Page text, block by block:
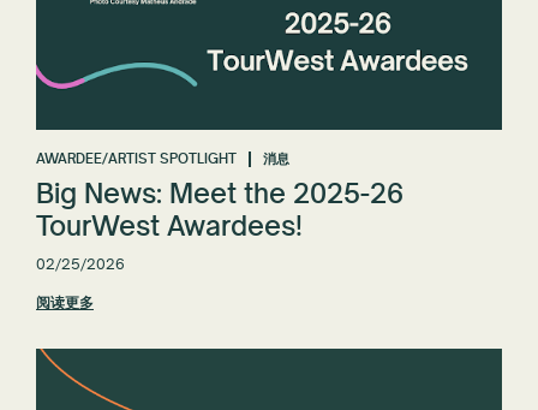
AWARDEE/ARTIST SPOTLIGHT 消息
Big News: Meet the 2025-26
TourWest Awardees!
02/25/2026
阅读更多